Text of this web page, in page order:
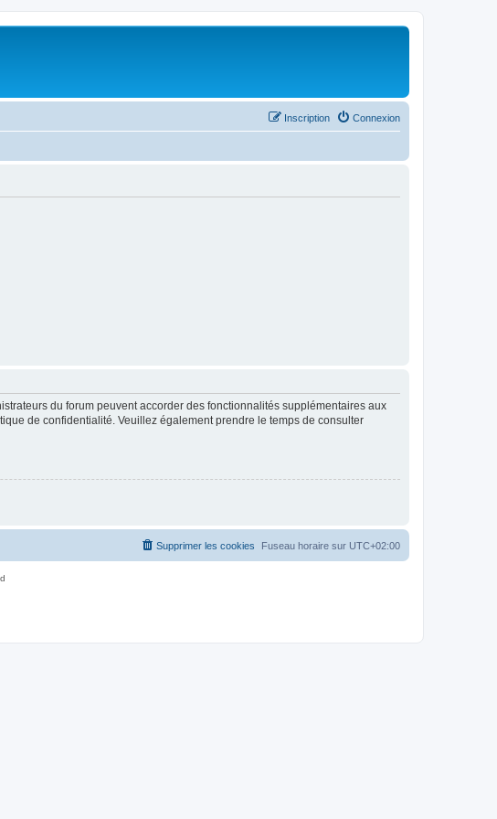
Connexion
Inscription
du forum peuvent accorder des fonctionnalités supplémentaires aux
de confidentialité. Veuillez également prendre le temps de consulter
Fuseau horaire sur UTC+02:00
Supprimer les cookies